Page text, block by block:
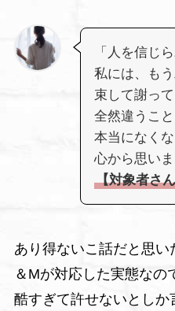
「人を信じ
私には、も
束して謝っ
全然違うこと
本当になく
心から思いま
【対象者さ
あり得ないこ話だと思
＆Мが対応した実態なの
酷すぎて許せないとしか